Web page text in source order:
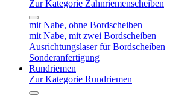
Zur Kategorie Zahnriemenscheiben
mit Nabe, ohne Bordscheiben
mit Nabe, mit zwei Bordscheiben
Ausrichtungslaser für Bordscheiben
Sonderanfertigung
Rundriemen
Zur Kategorie Rundriemen